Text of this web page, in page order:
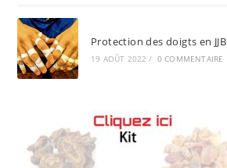
Protection des doigts en JJB
19 AOÛT 2022 / 0 COMMENTAIRE